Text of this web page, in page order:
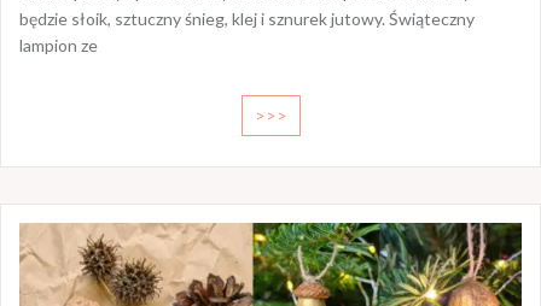
będzie słoik, sztuczny śnieg, klej i sznurek jutowy. Świąteczny
lampion ze
>>>